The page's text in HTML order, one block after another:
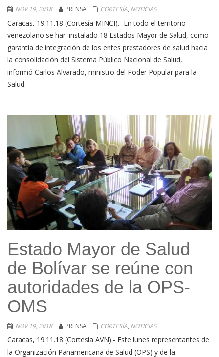
NOV 19, 2018 PRENSA CORTESÍA, NOTICIAS
Caracas, 19.11.18 (Cortesía MINCI).- En todo el territorio
venezolano se han instalado 18 Estados Mayor de Salud, como
garantía de integración de los entes prestadores de salud hacia
la consolidación del Sistema Público Nacional de Salud,
informó Carlos Alvarado, ministro del Poder Popular para la
Salud.
Estado Mayor de Salud
de Bolívar se reúne con
autoridades de la OPS-
OMS
NOV 19, 2018 PRENSA CORTESÍA, NOTICIAS
Caracas, 19.11.18 (Cortesía AVN).- Este lunes representantes de
la Organización Panamericana de Salud (OPS) y de la